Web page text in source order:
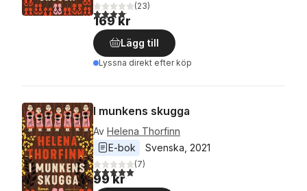
4,1utav 5 stjärnor. Totalt antal röster:
(23)
169 kr
Lägg till
Lyssna direkt efter köp
I munkens skugga
Av Helena Thorfinn
E-bok
Svenska 2021
5,0utav 5 stjärnor. Totalt antal röster:
(7)
99 kr